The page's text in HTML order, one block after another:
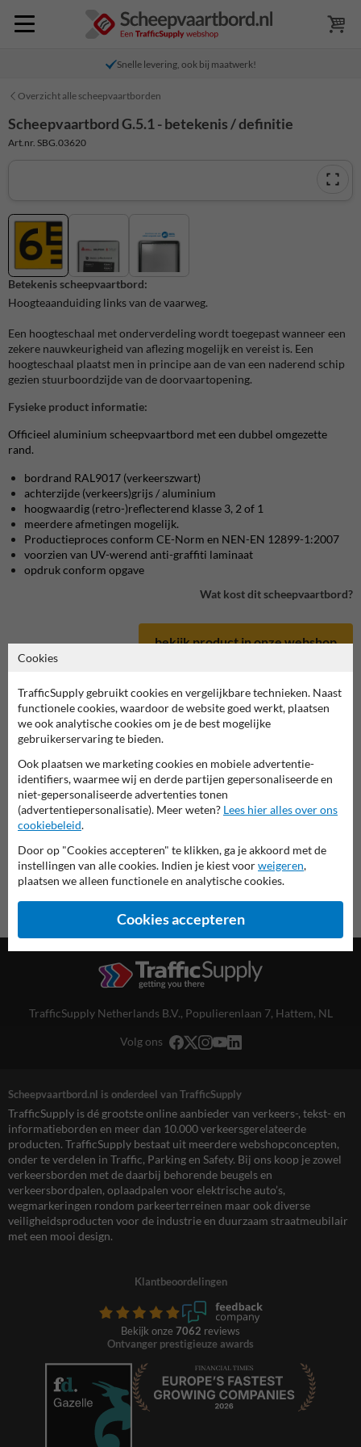
Snelle levering, ook bij maatwerk!
Overzicht alle scheepvaartborden
Scheepvaartbord in serie G
deze informatie printen
overzicht officiële scheepvaartborden
Scheepvaartbord.nl
Scheepvaartbord G.5.1 - betekenis / definitie
Art.nr. SBG.03620
Betekenis scheepvaartbord:
Hoogteaanduiding links van de vaarweg.
Een hoogteschaal met onderverdeling wordt toegepast wanneer een
zekere nauwkeurigheid van aflezing mogelijk en vereist is. Een
hoogteschaal plaatst men in principe aan de van een naderend schip
gezien stuurboordzijde van de doorvaartopening.
Fysieke product informatie:
Officieel aluminium scheepvaartbord met een dubbel omgezette
rand.
bordrand RAL9017 (verkeerszwart)
achterzijde (verkeers)grijs / aluminium
hoogwaardig (retro-)reflecterend klasse 3, 2 of 1
meerdere afmetingen mogelijk.
Productieproces conform CE-Norm en NEN-EN 12899-1:2007
voorzien van UV-werend anti-graffiti laminaat
opdruk conform opgave
Wat kost dit scheepvaartbord?
bekijk product in onze webshop
TrafficSupply Netherlands B.V., Populierenlaan 7, Hattem, NL
Volg ons
Scheepvaartbord.nl is onderdeel van TrafficSupply
TrafficSupply is dé grootste online aanbieder van verkeers-, tekst- en
informatieborden en meer dan 10.000 verkeersgerelateerde
producten. TrafficSupply bestaat uit meerdere webshopconcepten,
onder te verdelen in Traffic, Parking en Safety. Bij ons koop je zowel
verkeersborden met de daarbij behorende beugels en
verkeersbordpalen, oplaadpalen voor elektrische auto’s,
wegmarkeringen rondom parkeerterreinen maar ook diverse
veiligheidsproducten voor de industrie en duurzaam straatmeubilair
met een mooi design.
Klantbeoordelingen
Bekijk onze 7062 reviews
Ontvanger prestigieuze awards
Cookies
TrafficSupply gebruikt cookies en vergelijkbare technieken. Naast
functionele cookies, waardoor de website goed werkt, plaatsen
we ook analytische cookies om je de best mogelijke
gebruikerservaring te bieden.
Ook plaatsen we marketing cookies en mobiele advertentie-
identifiers, waarmee wij en derde partijen gepersonaliseerde en
niet-gepersonaliseerde advertenties tonen
(advertentiepersonalisatie). Meer weten? Lees hier alles over ons
cookiebeleid.
Door op "Cookies accepteren" te klikken, ga je akkoord met de
instellingen van alle cookies. Indien je kiest voorweigeren,
plaatsen we alleen functionele en analytische cookies.
Cookies accepteren